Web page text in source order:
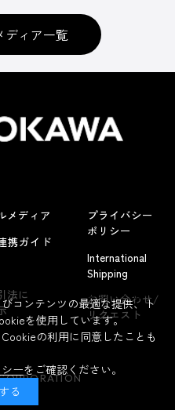
よくあるお問い合わせ
ディア一覧
メディア
携ガイド
法に
プライバシー
ポリシー
International
Shipping
お問い合わせ/
リクエスト
コンテンツの最適な提供、ト
を使用しています。
の利用に同意したことも
ーをご確認ください。
る